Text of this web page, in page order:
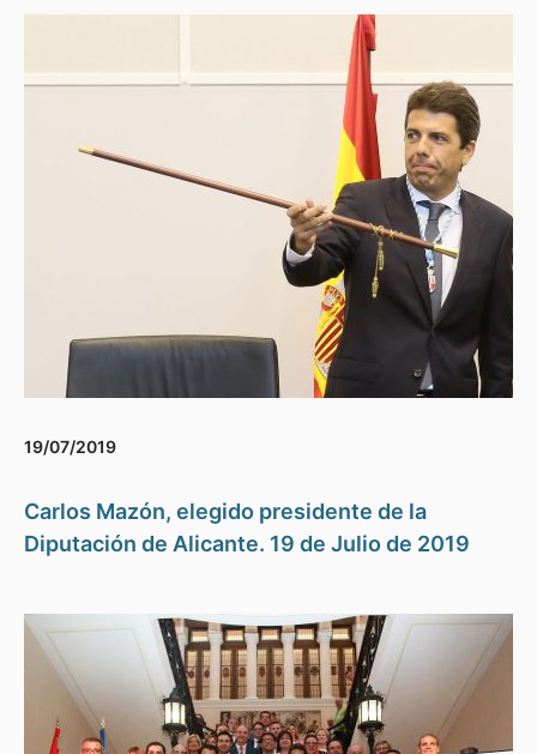
19/07/2019
Carlos Mazón, elegido presidente de la
Diputación de Alicante. 19 de Julio de 2019